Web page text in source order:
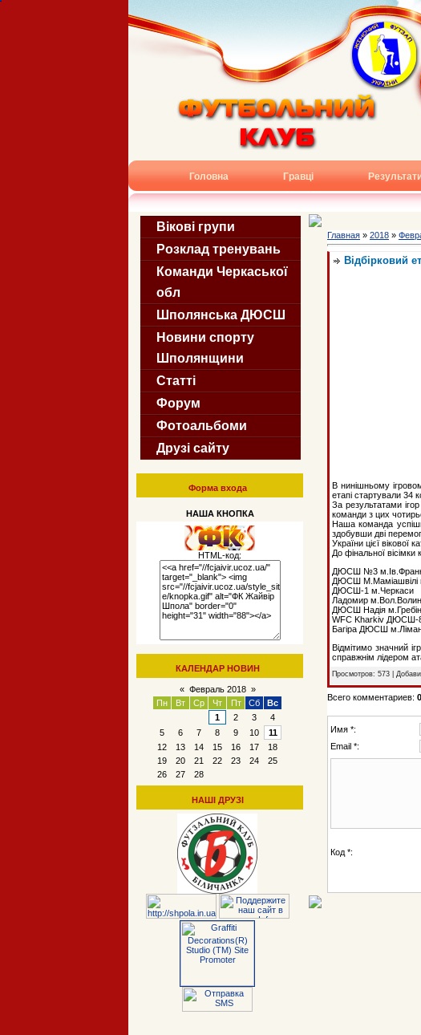
Головна Гравці
Вікові групи
Розклад тренувань
Команди Черкаської
обл
Шполянська ДЮСШ
Новини спорту
Шполянщини
Статті
Форум
Фотоальбоми
Друзі сайту
Форма входа
НАША КНОПКА
HTML-код:
КАЛЕНДАР НОВИН
« Февраль 2018 »
Пн
Вт Ср Чт Пт Сб
Вс
1
2 3
4
5
6 7 8 9 10
11
12
13 14 15 16 17
18
19
20 21 22 23 24
25
26
27 28
НАШІ ДРУЗІ
Главная » 2018 »
Відбірковий
В нинішньому
етапі стартували 34
За результатами
команди з цих
Наша команда
здобувши дві
України цієї вікової
До фінальної
ДЮСШ №3
ДЮСШ М.Маміашвілі
ДЮСШ-1 м.Черкаси
Ладомир
ДЮСШ Надія
WFC Kharkiv ДЮСШ-8
Багіра ДЮСШ
Відмітимо значний
справжнім лідером
Просмотров: 573 |
Всего комментариев: 0
Имя *:
Email *:
Код *: